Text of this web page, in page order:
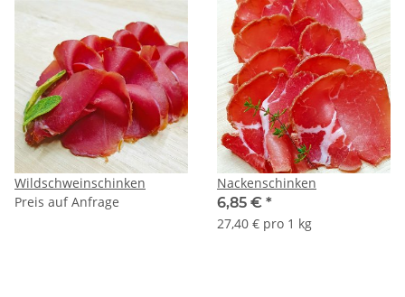
Wildschweinschinken
Preis auf Anfrage
Nackenschinken
6,85 € *
27,40 € pro 1 kg